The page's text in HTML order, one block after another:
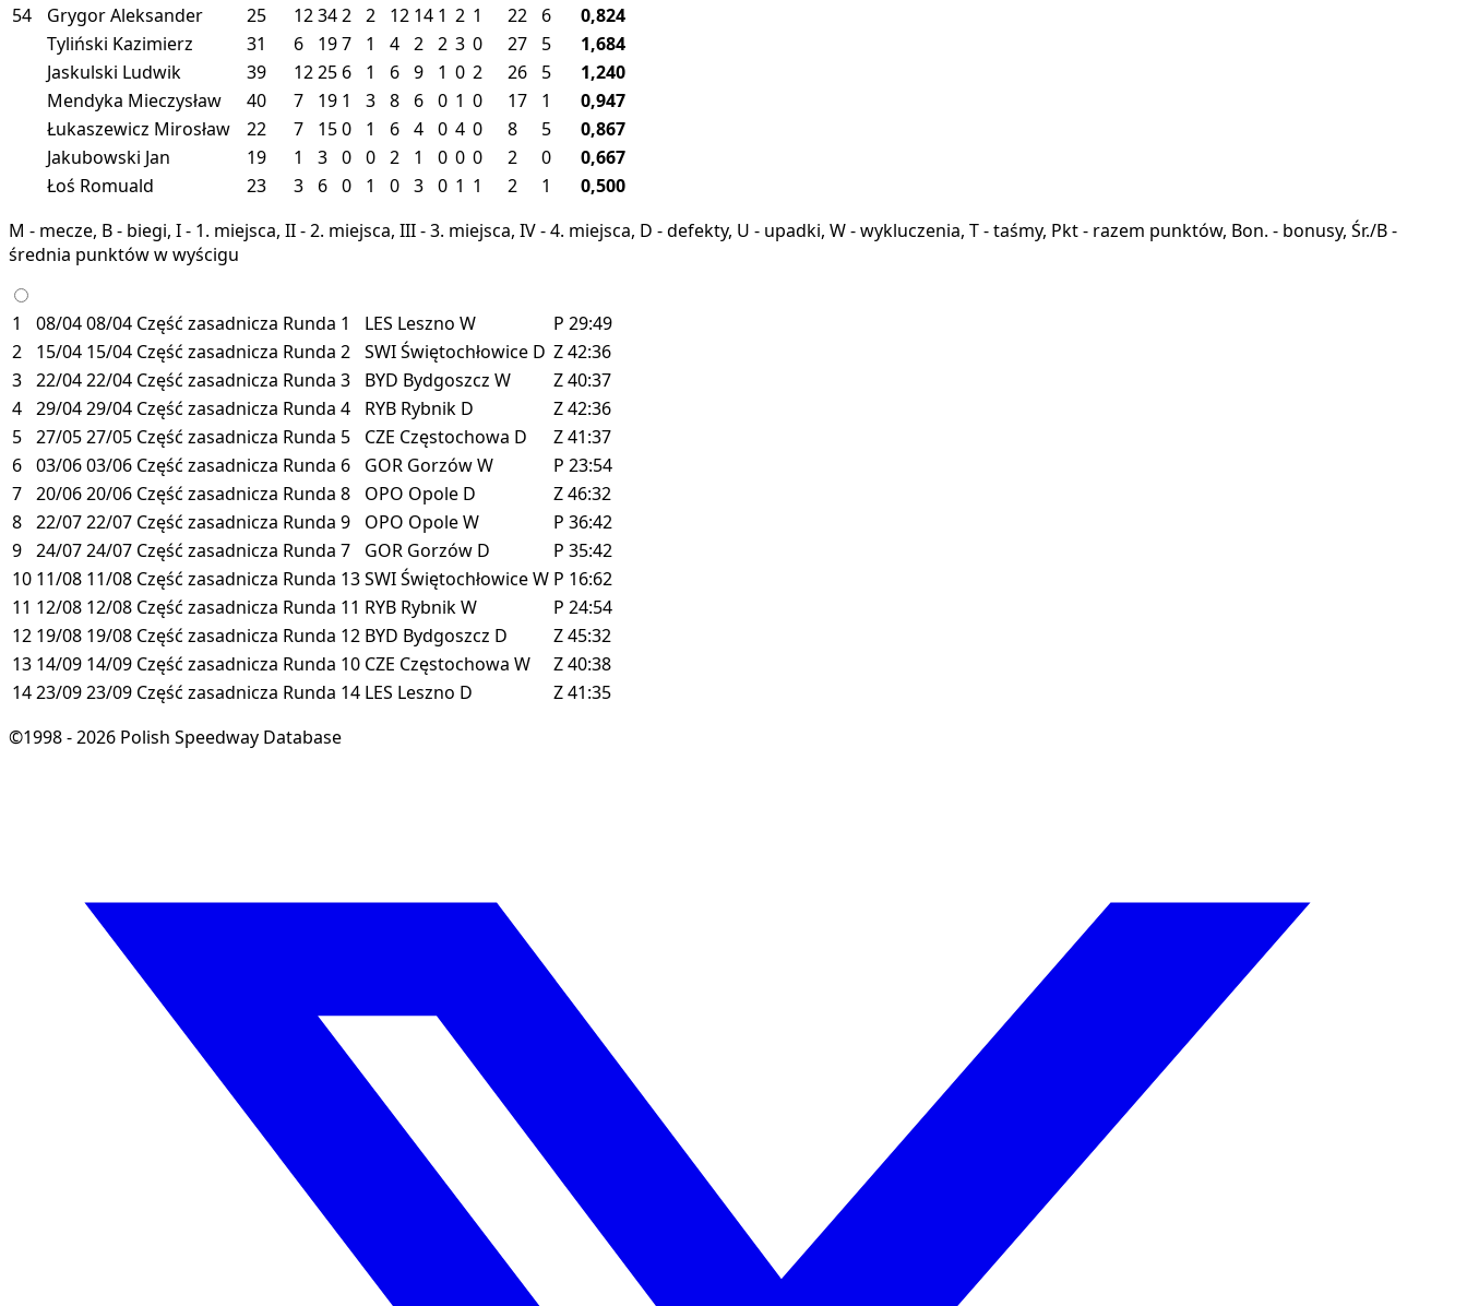
54
Grygor Aleksander 25 12342 2 12 14 1 2 1 22 6
0,824
Tyliński Kazimierz
31 6 197 1 4 2 2 3 0 27 5
1,684
Jaskulski Ludwik
39 1225 6 1 6 9 1 0 2 26 5
1,240
Mendyka Mieczysław
40 7 19 1 3 8 6 0 1 0 17 1
0,947
Łukaszewicz Mirosław
22 7 150 1 6 4 0 4 0 8 5
0,867
Jakubowski Jan
19 1 3 0 0 2 1 0 0 0 2 0
0,667
Łoś Romuald
23 3 6 0 1 0 3 0 1 1 2 1
0,500
M - mecze, B - biegi, I - 1. miejsca, II - 2. miejsca, III - 3. miejsca, IV - 4. miejsca, D - defekty, U - upadki, W - wykluczenia, T - taśmy, Pkt - razem punktów, Bon. - bonusy, Śr./B -
średnia punktów w wyścigu
1 08/0408/04 Część zasadnicza Runda 1 LES Leszno W P 29:49
2
15/04 15/04 Część zasadnicza Runda 2 SWIŚwiętochłowice D Z42:36
3 22/0422/04 Część zasadnicza Runda 3 BYD Bydgoszcz W Z40:37
4 29/0429/04 Część zasadnicza Runda 4 RYB Rybnik D Z42:36
5 27/0527/05 Część zasadnicza Runda 5 CZE Częstochowa D Z41:37
6 03/0603/06 Część zasadnicza Runda 6 GOR GorzówW P 23:54
7 20/0620/06 Część zasadnicza Runda 8 OPO Opole D Z46:32
8 22/0722/07 Część zasadnicza Runda 9 OPO OpoleW P 36:42
9 24/0724/07 Część zasadnicza Runda 7 GOR Gorzów D P 35:42
10 11/08 11/08 Część zasadnicza Runda 13SWIŚwiętochłowiceW P 16:62
11 12/08 12/08 Część zasadnicza Runda 11 RYB RybnikW P 24:54
12 19/08 19/08 Część zasadnicza Runda 12 BYD Bydgoszcz D Z45:32
13 14/09 14/09 Część zasadnicza Runda 10 CZE Częstochowa W Z40:38
1423/0923/09 Część zasadnicza Runda 14 LES Leszno D Z41:35
©1998 - 2026 Polish Speedway Database